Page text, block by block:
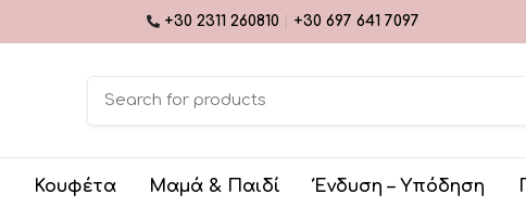
+30 2311 260810 +30 697 641 7097
Κουφέτα Μαμά & Παιδί Ένδυση – Υπόδηση